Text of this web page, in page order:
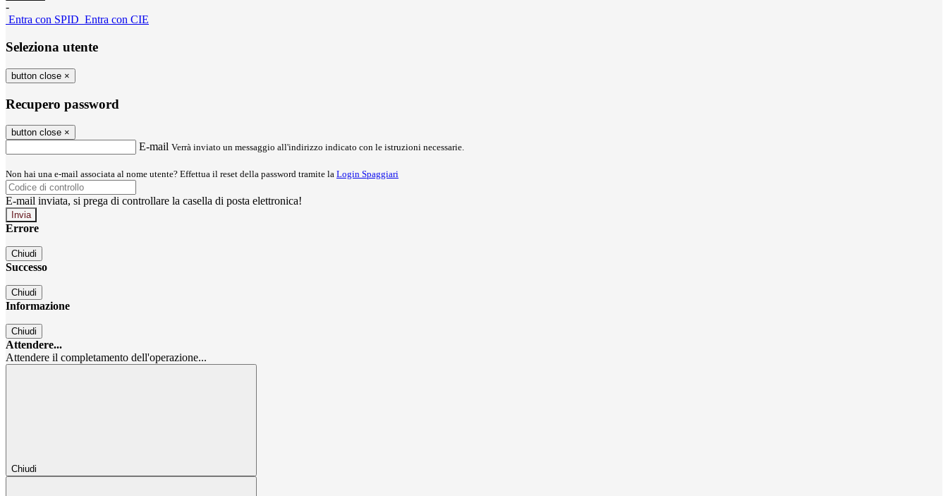
-
Entra con SPID Entra con CIE
Seleziona utente
button close ×
Recupero password
button close ×
E-mail Verrà inviato un messaggio all'indirizzo indicato con le istruzioni necessarie.
Non hai una e-mail associata al nome utente? Effettua il reset della password tramite la Login Spaggiari
E-mail inviata, si prega di controllare la casella di posta elettronica!
Errore
Chiudi
Successo
Chiudi
Informazione
Chiudi
Attendere...
Attendere il completamento dell'operazione...
Chiudi